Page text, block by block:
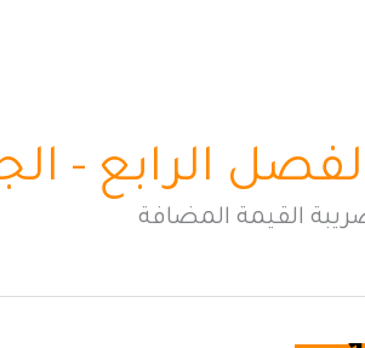
الرابع -
القيمة المضافة